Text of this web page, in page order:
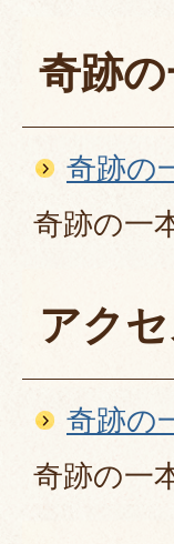
奇跡
奇跡の
奇跡の一
アク
奇跡の
奇跡の一